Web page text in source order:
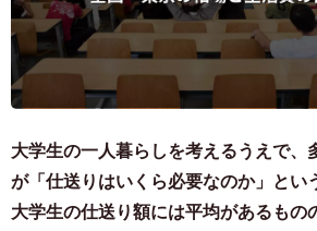
大学生の一人暮らしを考えるうえで、
が「仕送りはいくら必要なのか」とい
大学生の仕送り額には平均があるもの